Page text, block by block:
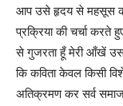
आप उसे हृदय से महसूस
प्रक्रिया की चर्चा करते
से गुजरता हूँ मेरी आँखें उस
कि कविता केवल किसी
अतिक्रमण कर सर्व